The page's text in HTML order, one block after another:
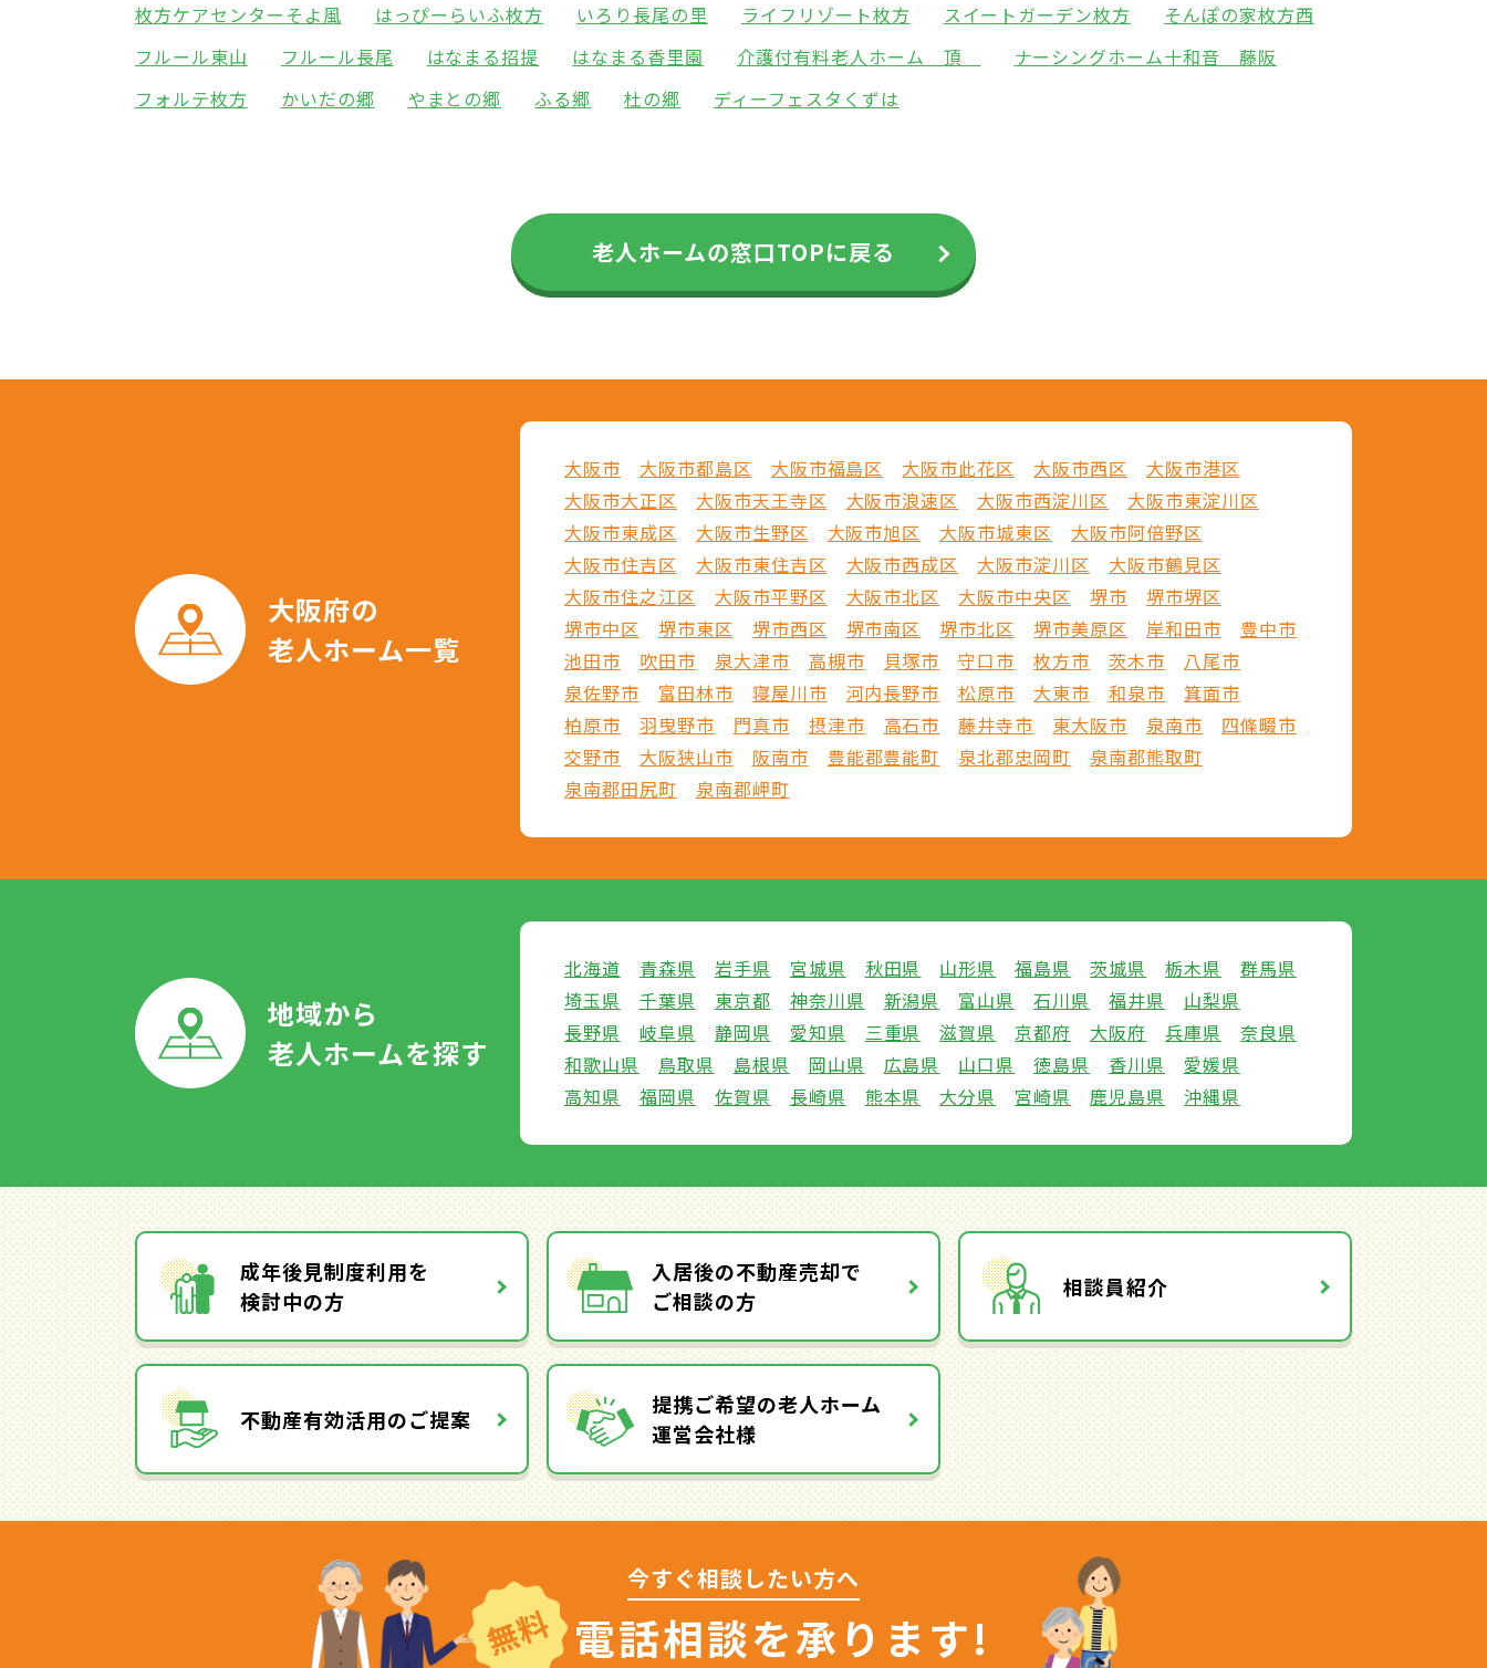
枚方ケアセンターそよ風
はっぴーらいふ枚方 いろり長尾の里 ライフリゾート枚方 スイートガーデン枚方
そんぽの家枚方西
フルール東山
フルール長尾 はなまる招提 はなまる香里園 介護付有料老人ホーム 頂
ナーシングホーム十和音 藤阪
フォルテ枚方
かいだの郷 やまとの郷 ふる郷 杜の郷 ディーフェスタくずは
老人ホームの窓口TOPに戻る
大阪府の
老人ホーム一覧
大阪市 大阪市都島区 大阪市福島区 大阪市此花区 大阪市西区
大阪市港区
大阪市大正区
大阪市天王寺区 大阪市浪速区 大阪市西淀川区
大阪市東淀川区
大阪市東成区
大阪市生野区 大阪市旭区 大阪市城東区
大阪市阿倍野区
大阪市住吉区
大阪市東住吉区 大阪市西成区 大阪市淀川区
大阪市鶴見区
大阪市住之江区
大阪市平野区 大阪市北区 大阪市中央区 堺市
堺市堺区
堺市中区
堺市東区 堺市西区 堺市南区 堺市北区 堺市美原区 岸和田市
豊中市
池田市
吹田市 泉大津市 高槻市 貝塚市 守口市 枚方市 茨木市
八尾市
泉佐野市
富田林市 寝屋川市 河内長野市 松原市 大東市 和泉市
箕面市
柏原市
羽曳野市 門真市 摂津市 高石市 藤井寺市 東大阪市 泉南市
四條畷市
交野市
大阪狭山市 阪南市 豊能郡豊能町 泉北郡忠岡町
泉南郡熊取町
泉南郡田尻町
泉南郡岬町
地域から
老人ホームを探す
北海道 青森県 岩手県 宮城県 秋田県 山形県 福島県 茨城県 栃木県
群馬県
埼玉県
千葉県 東京都 神奈川県 新潟県 富山県 石川県 福井県
山梨県
長野県
岐阜県 静岡県 愛知県 三重県 滋賀県 京都府 大阪府 兵庫県
奈良県
和歌山県
鳥取県 島根県 岡山県 広島県 山口県 徳島県 香川県
愛媛県
高知県
福岡県 佐賀県 長崎県 熊本県 大分県 宮崎県 鹿児島県 沖縄県
成年後見制度利用を
検討中の方
入居後の不動産売却で
ご相談の方
相談員紹介
不動産有効活用のご提案
提携ご希望の老人ホーム
運営会社様
無料
今すぐ相談したい方へ
電話相談を承ります!